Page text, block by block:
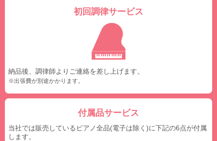
初回調律サービス
納品後、調律師よりご連絡を差し上げます。
※出張費が別途かかります。
付属品サービス
当社では販売しているピアノ全品(電子は除く)に下記の6点が付属
します。